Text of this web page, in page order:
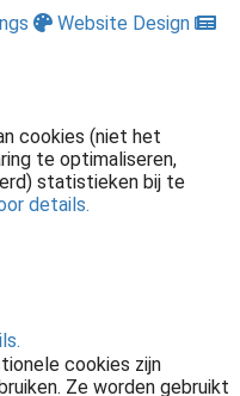
Website Design
cookies (niet het
te optimaliseren,
statistieken bij te
details.
cookies zijn
Ze worden gebruikt